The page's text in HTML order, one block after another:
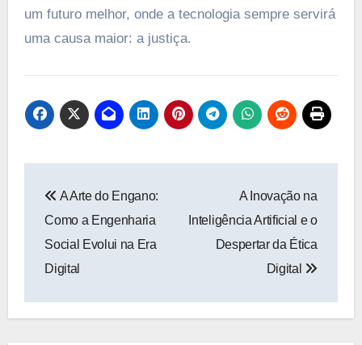
um futuro melhor, onde a tecnologia sempre servirá
uma causa maior: a justiça.
de
Post
A Arte do Engano:
Como a Engenharia
Social Evolui na Era
Digital
A Inovação na
Inteligência Artificial e o
Despertar da Ética
Digital